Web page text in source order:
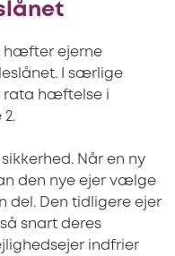
hæfter ejerne
I særlige
hæftelse i
Når en ny
den nye ejer vælge
del. Den tidligere ejer
snart deres
indfrier